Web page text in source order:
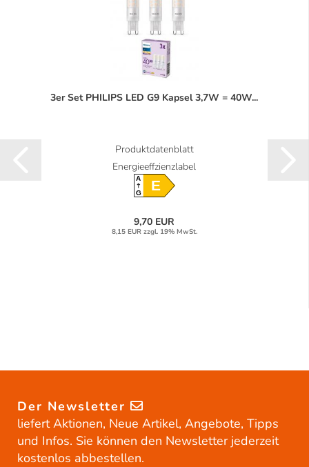
3er Set PHILIPS LED G9 Kapsel 3,7W = 40W...
Produktdatenblatt
Energieeffzienzlabel
A
GE
9,70 EUR
8,15 EUR zzgl. 19% MwSt.
Der Newsletter
liefert Aktionen, Neue Artikel, Angebote, Tipps
und Infos. Sie können den Newsletter jederzeit
kostenlos abbestellen.